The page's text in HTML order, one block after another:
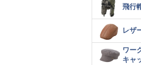
飛行
レザ
ワー
キャ